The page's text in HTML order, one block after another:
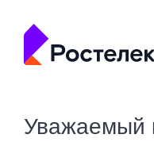
Уважаемый